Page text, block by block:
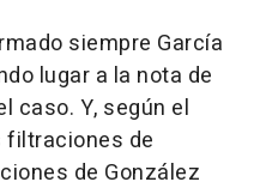
siempre García
lugar a la nota de
caso. Y, según el
de
de González